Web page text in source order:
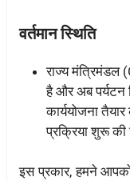
वर्तमान स्थिति
राज्य मंत्रिमंडल
है और अब पर्यटन
कार्ययोजना
प्रक्रिया शुरू की
इस प्रकार, हमने